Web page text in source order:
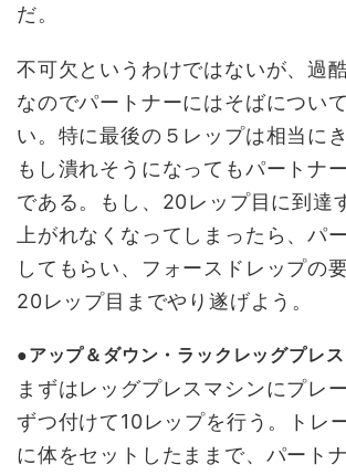
だ。
不可欠というわけではないが、過
なのでパートナーにはそばについ
い。特に最後の５レップは相当に
もし潰れそうになってもパートナ
である。もし、20レップ目に到達
上がれなくなってしまったら、パ
してもらい、フォースドレップの
20レップ目までやり遂げよう。
●アップ＆ダウン・ラックレッグプレス
まずはレッグプレスマシンにプレ
ずつ付けて10レップを行う。トレ
に体をセットしたままで、パート